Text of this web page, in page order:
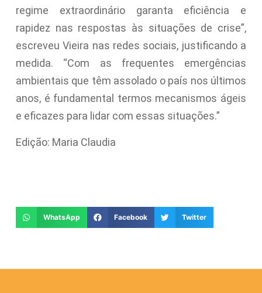
regime extraordinário garanta eficiência e
rapidez nas respostas às situações de crise”,
escreveu Vieira nas redes sociais, justificando a
medida. “Com as frequentes emergências
ambientais que têm assolado o país nos últimos
anos, é fundamental termos mecanismos ágeis
e eficazes para lidar com essas situações.”
Edição: Maria Claudia
WhatsApp Facebook Twitter